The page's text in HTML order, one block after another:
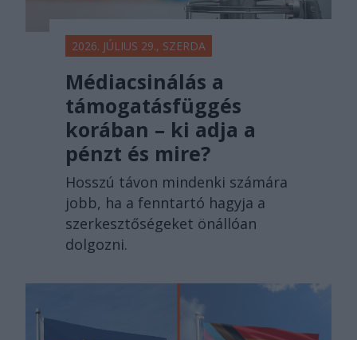
2026. JÚLIUS 29., SZERDA
Médiacsinálás a
támogatásfüggés
korában – ki adja a
pénzt és mire?
Hosszú távon mindenki számára
jobb, ha a fenntartó hagyja a
szerkesztőségeket önállóan
dolgozni.